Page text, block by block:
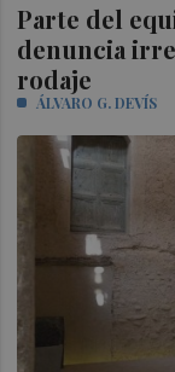
Parte del
denuncia
rodaje
ÁLVARO G. DEVÍS